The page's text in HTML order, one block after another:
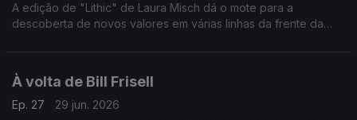
A edição de "Lithic" de Laura Misch dá o mote para a
descoberta de novos valores em várias linhas da frente da
À volta de Bill Frisell
Ep. 27
29 jun. 2026